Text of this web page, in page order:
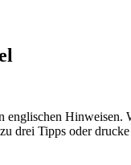
englischen Hinweisen.
drei Tipps oder drucke